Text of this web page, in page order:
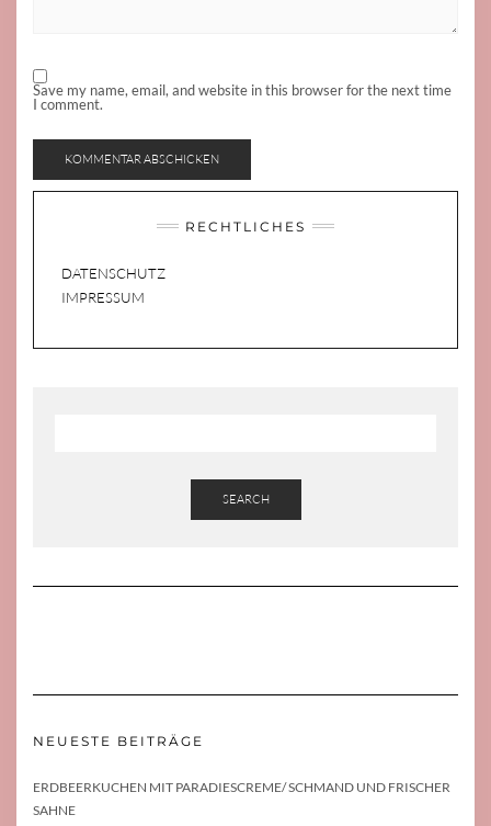
Save my name, email, and website in this browser for the next time
I comment.
RECHTLICHES
DATENSCHUTZ
IMPRESSUM
SEARCH
NEUESTE BEITRÄGE
ERDBEERKUCHEN MIT PARADIESCREME/ SCHMAND UND FRISCHER
SAHNE